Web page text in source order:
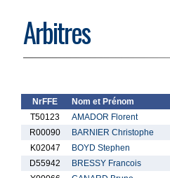
Arbitres
NrFFE Nom et Prénom
T50123
AMADOR Florent
R00090
BARNIER Christophe
K02047
BOYD Stephen
D55942
BRESSY Francois